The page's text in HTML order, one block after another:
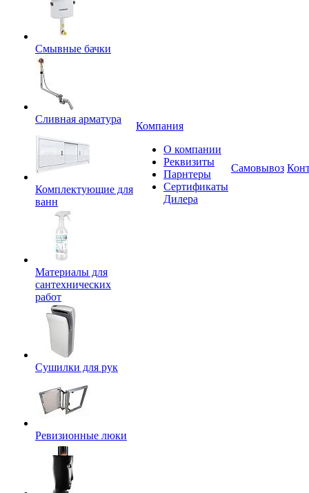
Смывные бачки
Сливная арматура
Комплектующие для
ванн
Материалы для
сантехнических
работ
Сушилки для рук
Ревизионные люки
Компания
О компании
Реквизиты
Парнтеры
Сертификаты
Дилера
Самовывоз